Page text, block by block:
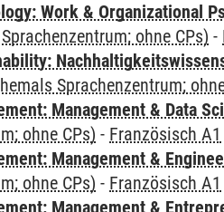
Work & Organizational
ohne CPs) -
Sprachenzentrum;
Management & Data
ohne CPs) - Französisch A1
Management &
ohne CPs) - Französisch A1
Management &